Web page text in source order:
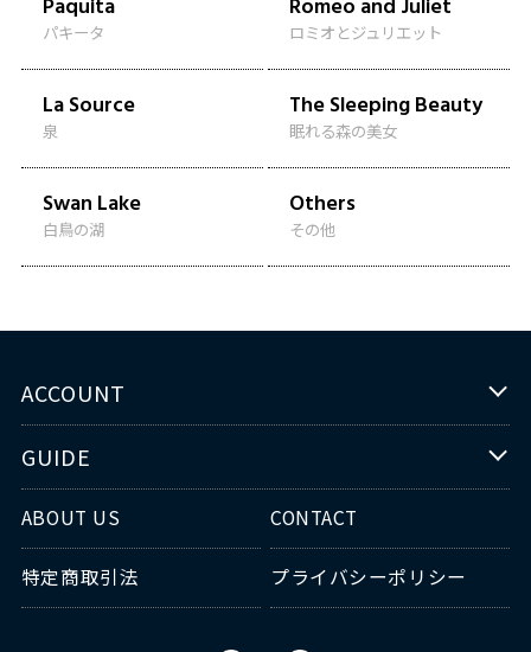
Paquita
パキータ
Romeo and Juliet
ロミオとジュリエット
La Source
泉
The Sleeping Beauty
眠れる森の美女
Swan Lake
白鳥の湖
Others
その他
ACCOUNT
GUIDE
ABOUT US CONTACT
特定商取引法 プライバシーポリシー